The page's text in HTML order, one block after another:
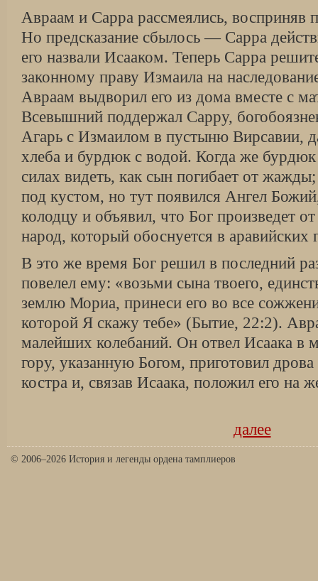
Авраам и Сарра рассмеялись, восприняв
Но предсказание сбылось — Сарра
его назвали Исааком. Теперь Сарра
законному праву Измаила на
Авраам выдворил его из дома вме­сте с
Всевышний поддержал Сарру,
Агарь с Измаилом в пустыню Вирсавии,
хлеба и бурдюк с водой. Когда же
силах видеть, как сын погибает от жажды;
под кустом, но тут появился Ангел
колодцу и объявил, что Бог произведет
народ, который обо­снуется в аравийских
В это же время Бог решил в последний
повелел ему: «возьми сына твоего,
землю Мориа, принеси его во все
которой Я скажу тебе» (Бытие, 22:2).
малейших колебаний. Он отвел Исаака в
гору, указанную Богом, приготовил
костра и, связав Исаака, положил его на
далее
© 2006–2026 История и легенды ордена тамплиеров